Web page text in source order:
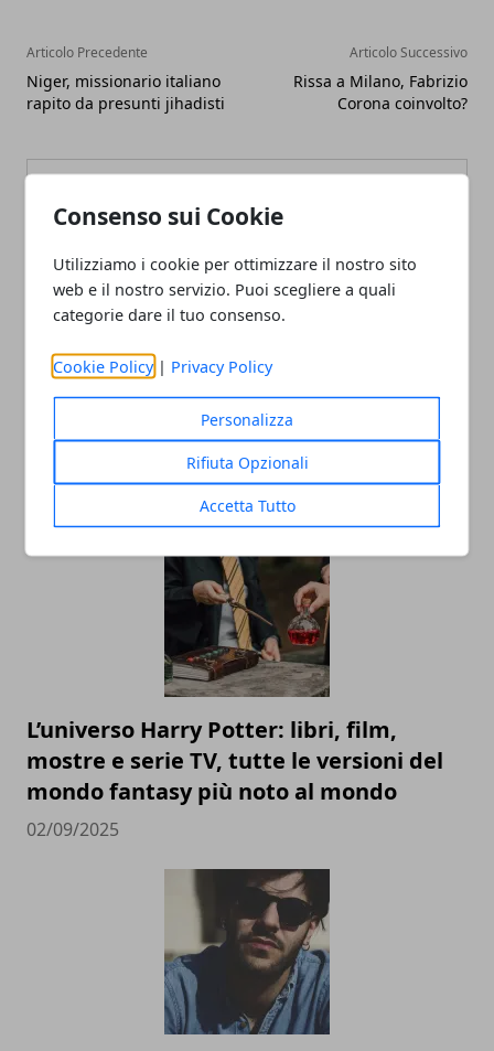
Consenso sui Cookie
Utilizziamo i cookie per ottimizzare il nostro sito
web e il nostro servizio. Puoi scegliere a quali
categorie dare il tuo consenso.
Cookie Policy | Privacy Policy
Personalizza
Rifiuta Opzionali
Accetta Tutto
Articolo Precedente
Niger, missionario italiano
rapito da presunti jihadisti
Articolo Successivo
Rissa a Milano, Fabrizio
Corona coinvolto?
Redazione
ARTICOLI CORRELATI
L’universo Harry Potter: libri, film,
mostre e serie TV, tutte le versioni del
mondo fantasy più noto al mondo
02/09/2025